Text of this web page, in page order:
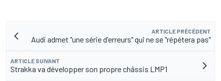
ARTICLE PRÉCÉDENT
Audi admet "une série d'erreurs" qui ne se "répétera pas"
ARTICLE SUIVANT
Strakka va développer son propre châssis LMP1